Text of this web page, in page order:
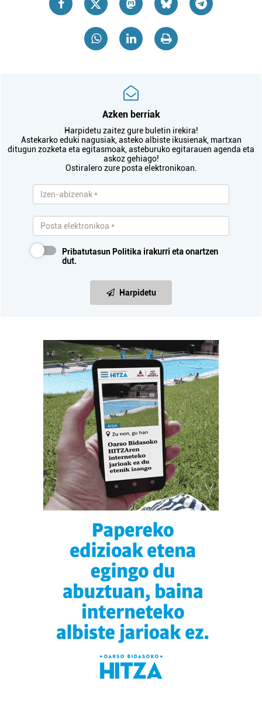
Azken berriak
Harpidetu zaitez gure buletin irekira!
Astekarko eduki nagusiak, asteko albiste ikusienak, martxan
ditugun zozketa eta egitasmoak, asteburuko egitarauen agenda eta
askoz gehiago!
Ostiralero zure posta elektronikoan.
Pribatutasun Politika irakurri eta onartzen
dut.
Harpidetu